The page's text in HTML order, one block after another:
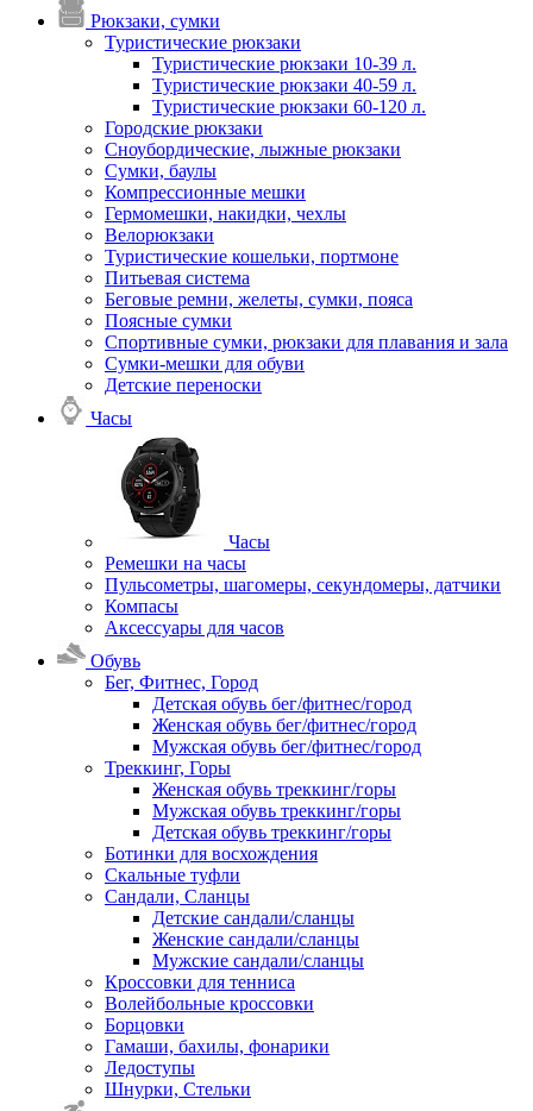
Рюкзаки, сумки
Туристические рюкзаки
Туристические рюкзаки 10-39 л.
Туристические рюкзаки 40-59 л.
Туристические рюкзаки 60-120 л.
Городские рюкзаки
Сноубордические, лыжные рюкзаки
Сумки, баулы
Компрессионные мешки
Гермомешки, накидки, чехлы
Велорюкзаки
Туристические кошельки, портмоне
Питьевая система
Беговые ремни, желеты, сумки, пояса
Поясные сумки
Спортивные сумки, рюкзаки для плавания и зала
Сумки-мешки для обуви
Детские переноски
Часы
Часы
Ремешки на часы
Пульсометры, шагомеры, секундомеры, датчики
Компасы
Аксессуары для часов
Обувь
Бег, Фитнес, Город
Детская обувь бег/фитнес/город
Женская обувь бег/фитнес/город
Мужская обувь бег/фитнес/город
Треккинг, Горы
Женская обувь треккинг/горы
Мужская обувь треккинг/горы
Детская обувь треккинг/горы
Ботинки для восхождения
Скальные туфли
Сандали, Сланцы
Детские сандали/сланцы
Женские сандали/сланцы
Мужские сандали/сланцы
Кроссовки для тенниса
Волейбольные кроссовки
Борцовки
Гамаши, бахилы, фонарики
Ледоступы
Шнурки, Стельки